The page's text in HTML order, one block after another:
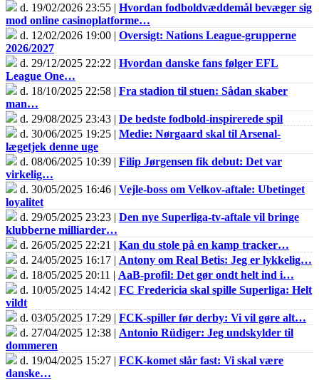
d. 19/02/2026 23:55 | Hvordan fodboldvæddemål bevæger sig
mod online casinoplatforme…
d. 12/02/2026 19:00 | Oversigt: Nations League-grupperne
2026/2027
d. 29/12/2025 22:22 | Hvordan danske fans følger EFL
League One…
d. 18/10/2025 22:58 | Fra stadion til stuen: Sådan skaber
man…
d. 29/08/2025 23:43 | De bedste fodbold-inspirerede spil
d. 30/06/2025 19:25 | Medie: Nørgaard skal til Arsenal-
lægetjek denne uge
d. 08/06/2025 10:39 | Filip Jørgensen fik debut: Det var
virkelig…
d. 30/05/2025 16:46 | Vejle-boss om Velkov-aftale: Ubetinget
loyalitet
d. 29/05/2025 23:23 | Den nye Superliga-tv-aftale vil bringe
klubberne milliarder…
d. 26/05/2025 22:21 | Kan du stole på en kamp tracker…
d. 24/05/2025 16:17 | Antony om Real Betis: Jeg er lykkelig…
d. 18/05/2025 20:11 | AaB-profil: Det gør ondt helt ind i…
d. 10/05/2025 14:42 | FC Fredericia skal spille Superliga: Helt
vildt
d. 03/05/2025 17:29 | FCK-spiller før derby: Vi vil gøre alt…
d. 27/04/2025 12:38 | Antonio Rüdiger: Jeg undskylder til
dommeren
d. 19/04/2025 15:27 | FCK-komet slår fast: Vi skal være
danske…